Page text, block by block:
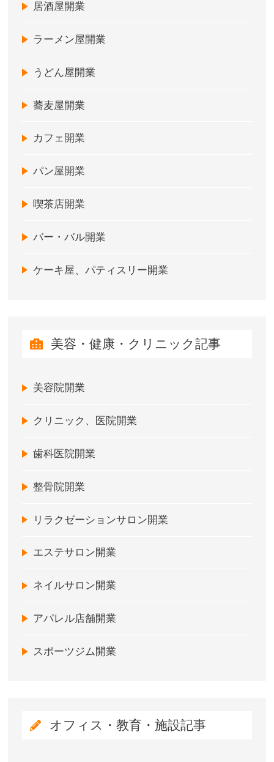
居酒屋開業
ラーメン屋開業
うどん屋開業
蕎麦屋開業
カフェ開業
パン屋開業
喫茶店開業
バー・バル開業
ケーキ屋、パティスリー開業
美容・健康・クリニック記事
美容院開業
クリニック、医院開業
歯科医院開業
整骨院開業
リラクゼーションサロン開業
エステサロン開業
ネイルサロン開業
アパレル店舗開業
スポーツジム開業
オフィス・教育・施設記事